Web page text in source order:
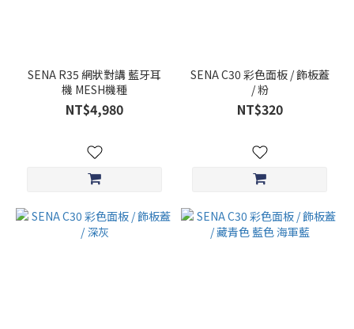
SENA R35 網狀對講 藍牙耳
機 MESH機種
NT$4,980
SENA C30 彩色面板 / 飾板蓋
/ 粉
NT$320